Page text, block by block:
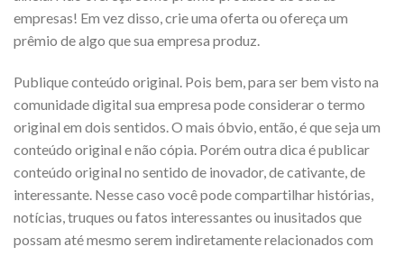
empresas! Em vez disso, crie uma oferta ou ofereça um
prêmio de algo que sua empresa produz.
Publique conteúdo original. Pois bem, para ser bem visto na
comunidade digital sua empresa pode considerar o termo
original em dois sentidos. O mais óbvio, então, é que seja um
conteúdo original e não cópia. Porém outra dica é publicar
conteúdo original no sentido de inovador, de cativante, de
interessante. Nesse caso você pode compartilhar histórias,
notícias, truques ou fatos interessantes ou inusitados que
possam até mesmo serem indiretamente relacionados com